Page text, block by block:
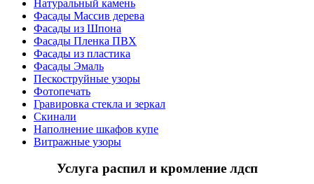
Натуральный камень
Фасады Массив дерева
Фасады из Шпона
Фасады Пленка ПВХ
Фасады из пластика
Фасады Эмаль
Пескоструйные узоры
Фотопечать
Гравировка стекла и зеркал
Скинали
Наполнение шкафов купе
Витражные узоры
Услуга распил и кромление лдсп